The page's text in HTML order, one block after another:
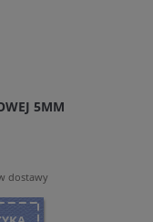
5MM
dostawy